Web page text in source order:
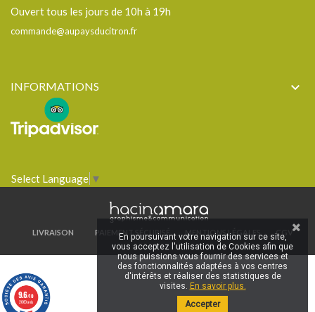
Ouvert tous les jours de 10h à 19h
commande@aupaysducitron.fr
INFORMATIONS 
Select Language ▼
LIVRAISON PAIEMENT SÉCURISÉ MENTIONS LÉGALES CGV
En poursuivant votre navigation sur ce site,
vous acceptez l'utilisation de Cookies afin que
nous puissions vous fournir des services et
des fonctionnalités adaptées à vos centres
d'intérêts et réaliser des statistiques de
visites. En savoir plus.
Accepter
9.6/10
2060 avis